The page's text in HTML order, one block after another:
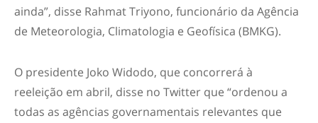
ainda”, disse Rahmat Triyono, funcionário da Agência
de Meteorologia, Climatologia e Geofísica (BMKG).
O presidente Joko Widodo, que concorrerá à
reeleição em abril, disse no Twitter que “ordenou a
todas as agências governamentais relevantes que